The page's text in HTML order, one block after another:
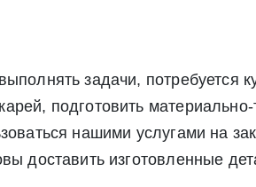
задачи, потребуется
подготовить
нашими услугами на
доставить изготовленные